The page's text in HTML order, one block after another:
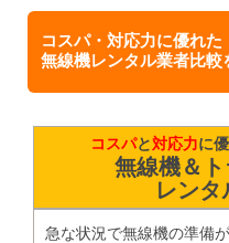
コスパ・対応力に優れた
無線機レンタル業者比較
コスパと対応力に
無線機＆
レンタ
急な状況で無線機の準備